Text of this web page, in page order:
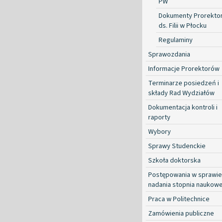
Dokumenty
ds. Filii w Płocku
Regulaminy
Sprawozdania
Informacje Prorektorów
Terminarze posiedzeń i
składy Rad Wydziałów
Dokumentacja kontroli i
raporty
Wybory
Sprawy Studenckie
Szkoła doktorska
Postępowania w sprawie
nadania stopnia
Praca w Politechnice
Zamówienia publiczne